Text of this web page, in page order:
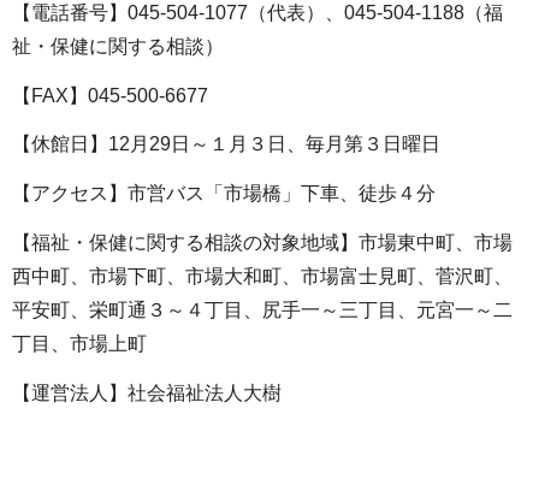
【電話番号】045-504-1077（代表）、045-504-1188（福
祉・保健に関する相談）
【FAX】045-500-6677
【休館日】12月29日～１月３日、毎月第３日曜日
【アクセス】市営バス「市場橋」下車、徒歩４分
【福祉・保健に関する相談の対象地域】市場東中町、市場
西中町、市場下町、市場大和町、市場富士見町、菅沢町、
平安町、栄町通３～４丁目、尻手一～三丁目、元宮一～二
丁目、市場上町
【運営法人】社会福祉法人大樹